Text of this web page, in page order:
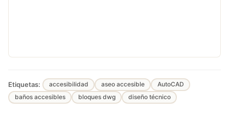
Etiquetas: accesibilidad aseo accesible
AutoCAD
baños accesibles
bloques dwg diseño técnico